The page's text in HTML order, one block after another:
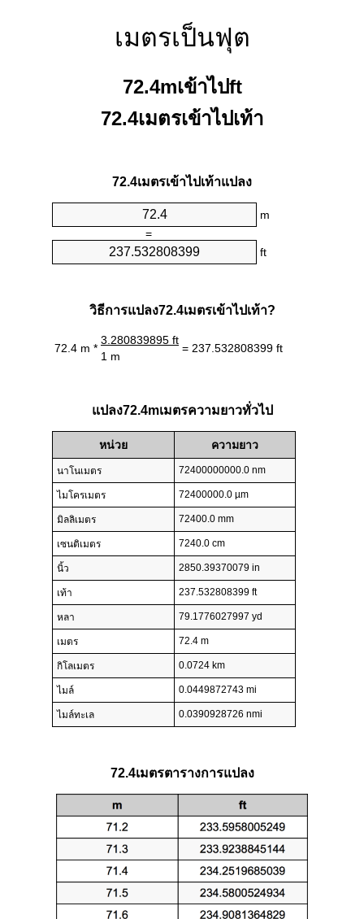
เมตรเป็นฟุต
72.4mเข้าไปft
72.4เมตรเข้าไปเท้า
72.4เมตรเข้าไปเท้าแปลง
m
=
ft
วิธีการแปลง72.4เมตรเข้าไปเท้า?
72.4 m *
3.280839895 ft
= 237.532808399 ft
1 m
แปลง72.4mเมตรความยาวทั่วไป
หน่วย ความยาว
นาโนเมตร 72400000000.0 nm
ไมโครเมตร 72400000.0 µm
มิลลิเมตร 72400.0 mm
เซนติเมตร 7240.0 cm
นิ้ว 2850.39370079 in
เท้า 237.532808399 ft
หลา 79.1776027997 yd
เมตร 72.4 m
กิโลเมตร 0.0724 km
ไมล์ 0.0449872743 mi
ไมล์ทะเล 0.0390928726 nmi
72.4เมตรตารางการแปลง